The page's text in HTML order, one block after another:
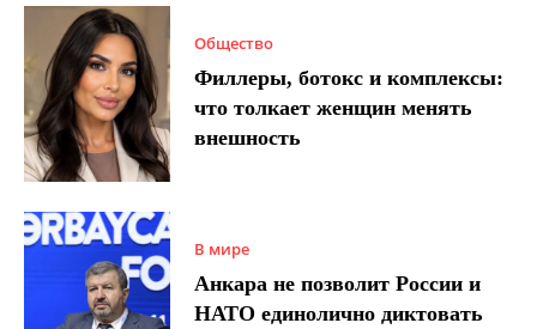
Общество
Филлеры, ботокс и комплексы:
что толкает женщин менять
внешность
В мире
Анкара не позволит России и
НАТО единолично диктовать